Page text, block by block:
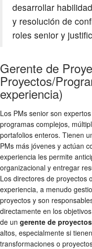
desarrollar
y resolución de
roles senior y
Gerente de
Proyectos/
experiencia)
Los PMs senior son
programas complejos,
portafolios enteros. Tienen
PMs más jóvenes y actúan
experiencia les permite
organizacional y entregar
Los directores de proyectos
experiencia, a menudo
proyectos y son
directamente en los
de un gerente de
altos, especialmente si
transformaciones o